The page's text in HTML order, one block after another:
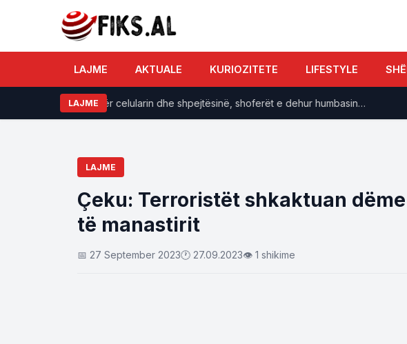
LAJME AKTUALE KURIOZITETE LIFESTYLE
LAJME
zero për celularin dhe shpejtësinë, shoferët e dehur humbasin…
LAJME
Çeku: Terroristët shkaktuan
të manastirit
📅 27 September 2023🕐 27.09.2023👁 1 shikime